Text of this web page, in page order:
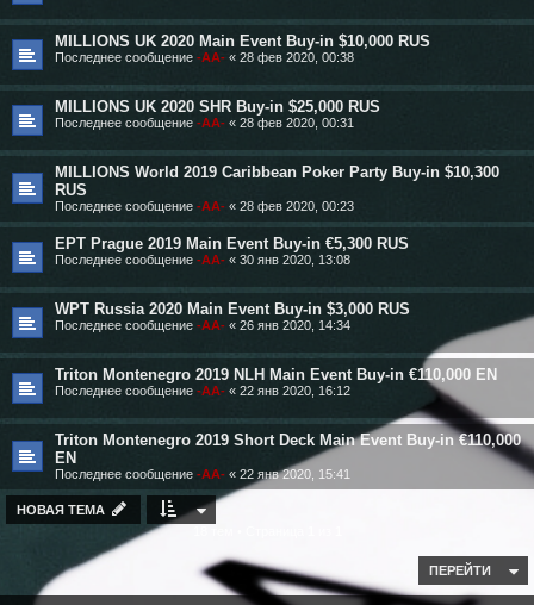
MILLIONS UK 2020 Main Event Buy-in $10,000 RUS
Последнее сообщение -AA- « 28 фев 2020, 00:38
MILLIONS UK 2020 SHR Buy-in $25,000 RUS
Последнее сообщение -AA- « 28 фев 2020, 00:31
MILLIONS World 2019 Caribbean Poker Party Buy-in $10,300
RUS
Последнее сообщение -AA- « 28 фев 2020, 00:23
EPT Prague 2019 Main Event Buy-in €5,300 RUS
Последнее сообщение -AA- « 30 янв 2020, 13:08
WPT Russia 2020 Main Event Buy-in $3,000 RUS
Последнее сообщение -AA- « 26 янв 2020, 14:34
Triton Montenegro 2019 NLH Main Event Buy-in €110,000 EN
Последнее сообщение -AA- « 22 янв 2020, 16:12
Triton Montenegro 2019 Short Deck Main Event Buy-in €110,000
EN
Последнее сообщение -AA- « 22 янв 2020, 15:41
НОВАЯ ТЕМА
ПЕРЕЙТИ